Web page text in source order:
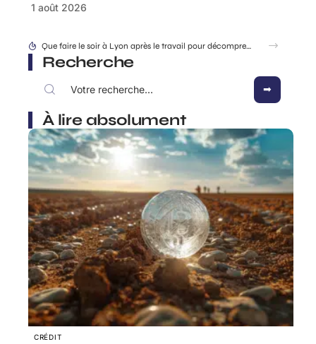
1 août 2026
Doukhan David, journaliste engagé ou simple observateur du jeu politique ?
Recherche
À lire absolument
CRÉDIT